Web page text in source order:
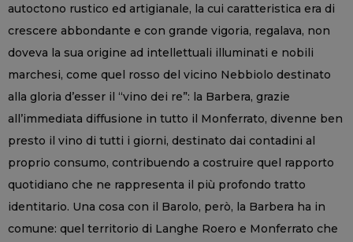
autoctono rustico ed artigianale, la cui caratteristica era di
crescere abbondante e con grande vigoria, regalava, non
doveva la sua origine ad intellettuali illuminati e nobili
marchesi, come quel rosso del vicino Nebbiolo destinato
alla gloria d’esser il “vino dei re”: la Barbera, grazie
all’immediata diffusione in tutto il Monferrato, divenne ben
presto il vino di tutti i giorni, destinato dai contadini al
proprio consumo, contribuendo a costruire quel rapporto
quotidiano che ne rappresenta il più profondo tratto
identitario. Una cosa con il Barolo, però, la Barbera ha in
comune: quel territorio di Langhe Roero e Monferrato che